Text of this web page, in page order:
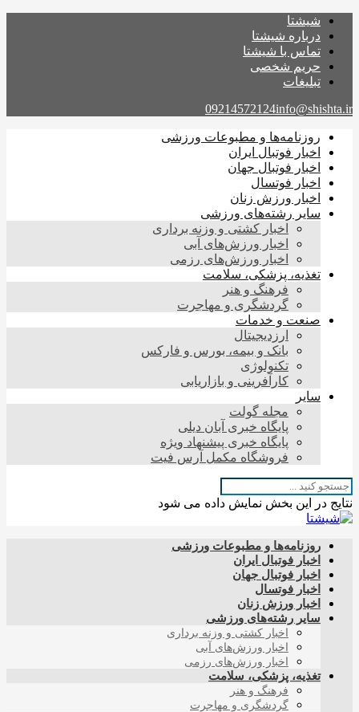
شیشتا
درباره شیشتا
تماس با شیشتا
حریم شخصی
تبلیغات
09214572124info@shishta.ir
روزنامه‌ها و مطبوعات ورزشی
اخبار فوتبال ایران
اخبار فوتبال جهان
اخبار فوتسال
اخبار ورزش زنان
سایر رشته‌های ورزشی
اخبار کشتی و وزنه برداری
اخبار ورزش‌های آبی
اخبار ورزش‌های رزمی
تغذیه، پزشکی، سلامت
فرهنگ و هنر
گردشگری و مهاجرت
صنعت و خدمات
ارزدیجیتال
بانک و بیمه، بورس و فارکس
تکنولوژی
کارآفرینی و بازاریابی
سایر
مجله گولت
پایگاه خبری آبان دیلی
پایگاه خبری پیشنهاد ویژه
فروشگاه مکمل آرس فیت
نتایج در این بخش نمایش داده می شود
روزنامه‌ها و مطبوعات ورزشی
اخبار فوتبال ایران
اخبار فوتبال جهان
اخبار فوتسال
اخبار ورزش زنان
سایر رشته‌های ورزشی
اخبار کشتی و وزنه برداری
اخبار ورزش‌های آبی
اخبار ورزش‌های رزمی
تغذیه، پزشکی، سلامت
فرهنگ و هنر
گردشگری و مهاجرت